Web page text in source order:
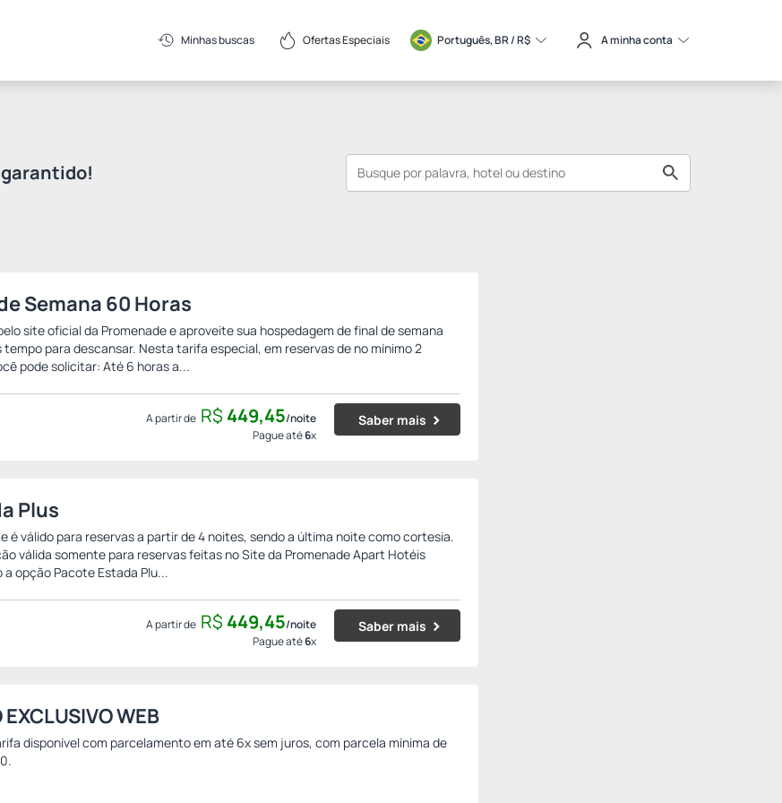
Minhas buscas Ofertas Especiais Português, BR / R$ A minha conta
Semana 60 Horas
site oficial da Promenade e aproveite sua hospedagem de final de semana
tempo para descansar. Nesta tarifa especial, em reservas de no mínimo 2
pode solicitar: Até 6 horas a...
A partir de R$ 449,45/noite
Pague até6x
Saber mais
Plus
é válido para reservas a partir de 4 noites, sendo a última noite como cortesia.
válida somente para reservas feitas no Site da Promenade Apart Hotéis
a opção Pacote Estada Plu...
A partir de R$ 449,45/noite
Pague até6x
Saber mais
EXCLUSIVO WEB
disponível com parcelamento em até 6x sem juros, com parcela mínima de